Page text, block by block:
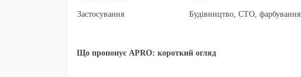
Застосування Будівництво, СТО, фарбування
Що пропонує APRO: короткий огляд